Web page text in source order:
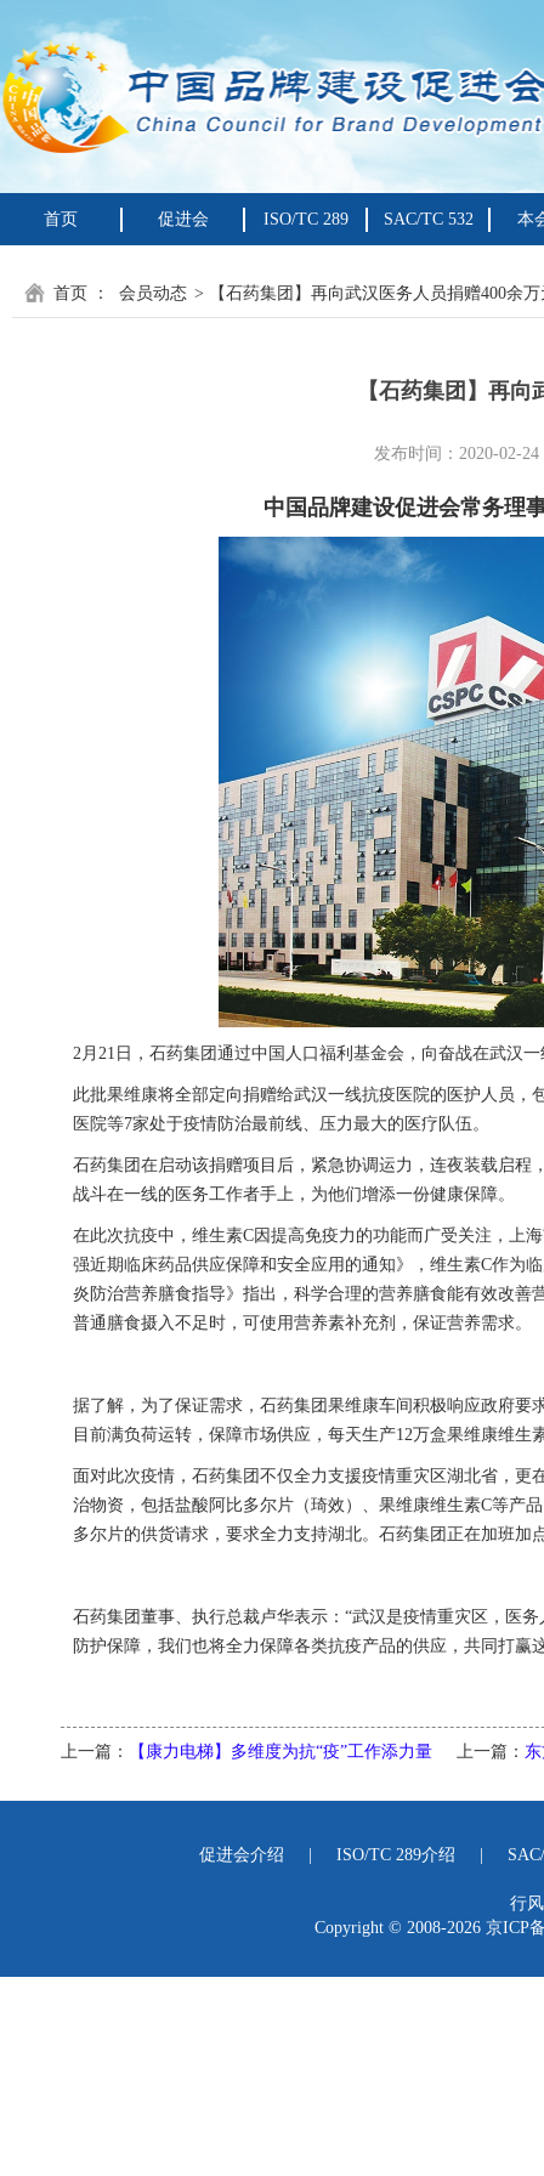
首页 促进会 ISO/TC 289 SAC/TC 532 本
首页 ： 会员动态 > 【石药集团】再向武汉医务人员捐赠400余
【石药集团】再
发布时间：2020-02-
中国品牌建设促进会常务理
2月21日，石药集团通过中国人口福利基金会，向奋战在武汉
此批果维康将全部定向捐赠给武汉一线抗疫医院的医护人员
医院等7家处于疫情防治最前线、压力最大的医疗队伍。
石药集团在启动该捐赠项目后，紧急协调运力，连夜装载启
战斗在一线的医务工作者手上，为他们增添一份健康保障。
在此次抗疫中，维生素C因提高免疫力的功能而广受关注，上
强近期临床药品供应保障和安全应用的通知》，维生素C作为
炎防治营养膳食指导》指出，科学合理的营养膳食能有效改
普通膳食摄入不足时，可使用营养素补充剂，保证营养需求。
据了解，为了保证需求，石药集团果维康车间积极响应政府
目前满负荷运转，保障市场供应，每天生产12万盒果维康维生
面对此次疫情，石药集团不仅全力支援疫情重灾区湖北省，
治物资，包括盐酸阿比多尔片（琦效）、果维康维生素C等产
多尔片的供货请求，要求全力支持湖北。石药集团正在加班加
石药集团董事、执行总裁卢华表示：“武汉是疫情重灾区，医
防护保障，我们也将全力保障各类抗疫产品的供应，共同打赢
上一篇： 【康力电梯】多维度为抗“疫”工作添力量 上一篇：
促进会介绍 ISO/TC 289介绍
行
Copyright © 2008-2026 京ICP